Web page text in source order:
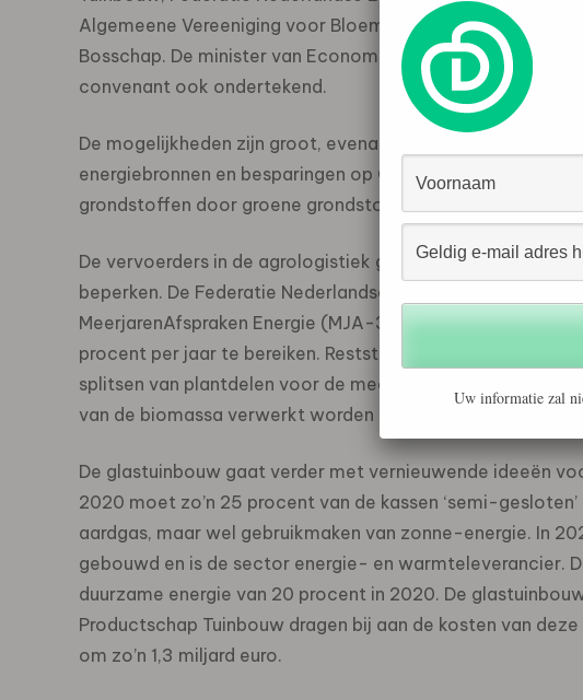
Algemeene Vereeniging voor Bloembollencultuur, de
Bosschap. De minister van Economische Zaken (EZ) en de
convenant ook ondertekend.
De mogelijkheden zijn groot, evenals de uitdaging om
energiebronnen en besparingen op CO2 uitstoot worden
grondstoffen door groene grondstoffen, maar ook het
De vervoerders in de agrologistiek gaan tot 2010 het
beperken. De Federatie Nederlandse
MeerjarenAfspraken Energie (MJA-3) en gaat zich
procent per jaar te bereiken. Reststromen uit de
splitsen van plantdelen voor de meeste hoogwaardige
van de biomassa verwerkt worden tot duurzame energie.
De glastuinbouw gaat verder met vernieuwende ideeën
2020 moet zo’n 25 procent van de kassen ‘semi-
aardgas, maar wel gebruikmaken van zonne-energie. In
gebouwd en is de sector energie- en warmteleverancier.
duurzame energie van 20 procent in 2020. De
Productschap Tuinbouw dragen bij aan de kosten van
om zo’n 1,3 miljard euro.
Uw informatie zal